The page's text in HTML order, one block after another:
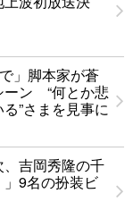
」脚本家が蒼
ーン “何とか悲
”さまを見事に
吉岡秀隆の千
9名の扮装ビ